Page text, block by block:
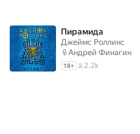
Пирамида
Джеймс Роллинс
Андрей Финагин
18+ 2.2k